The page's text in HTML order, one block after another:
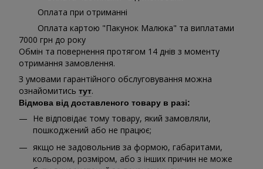
Оплата при отриманні
Оплата картою "Пакунок Малюка" та виплатами
7000 грн до року
Обмін та повернення протягом 14 днів з моменту
отримання замовлення.
З умовами гарантійного обслуговування можна
ознайомитись тут.
Відмова від доставленого товару в разі:
Не відповідає тому товару, який замовляли,
пошкоджений або не працює;
якщо не задовольнив за формою, габаритами,
кольором, розміром, або з інших причин не може